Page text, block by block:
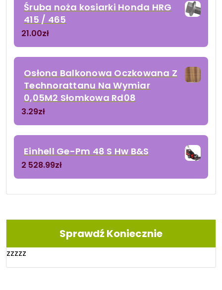
Śruba noża kosiarki Honda HRG
415 / 465
21.00zł
Osłona Balkonowa Oczkowana Z
Technorattanu Na Wymiar
0,05M2 Słomkowa Rd08
3.29zł
Einhell Ge-Pm 48 S Hw B&S
2 528.99zł
Sprawdź Koniecznie
zzzzz